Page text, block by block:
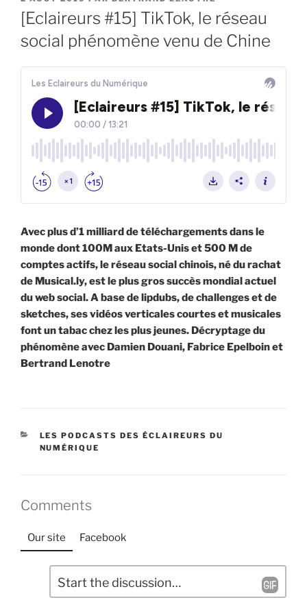
LE
[Eclaireurs #15] TikTok, le réseau
social phénomène venu de Chine
Avec plus d’1 milliard de téléchargements dans le
monde dont 100M aux Etats-Unis et 500 M de
comptes actifs, le réseau social chinois, né du rachat
de Musical.ly, est le plus gros succès mondial actuel
du web social. A base de lipdubs, de challenges et de
sketches, ses vidéos verticales courtes et musicales
font un tabac chez les plus jeunes. Décryptage du
phénomène avec Damien Douani, Fabrice Epelboin et
Bertrand Lenotre
CATÉGORIES
LES PODCASTS DES ÉCLAIREURS DU
NUMÉRIQUE
Comments
Our site Facebook